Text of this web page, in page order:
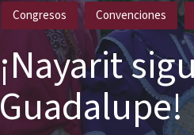
Publicado
en
Congresos Convenciones
¡Nayarit
Guadalupe!